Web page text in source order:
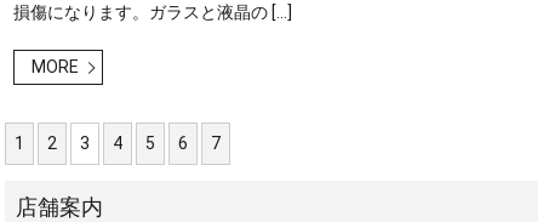
損傷になります。ガラスと液晶の […]
MORE
1 2 3 4 5 6 7